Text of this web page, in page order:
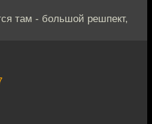
там - большой решпект,